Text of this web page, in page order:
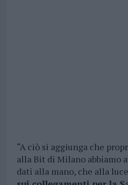
“A ciò si aggiunga che
alla Bit di Milano abbiamo
dati alla mano, che alla